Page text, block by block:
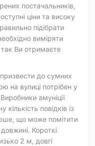
постачальників,
ціни та високу
підібрати
виміряти
Ви отримаєте
до сумних
на вулиці потрібен у
амуніції
повідків із
що може помітити
Короткі
2 м, довгі